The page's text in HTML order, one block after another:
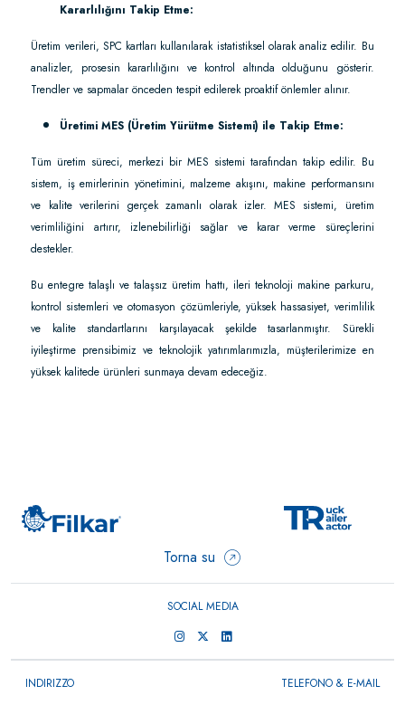
Kararlılığını Takip Etme:
Üretim verileri, SPC kartları kullanılarak istatistiksel olarak analiz edilir. Bu
analizler, prosesin kararlılığını ve kontrol altında olduğunu gösterir.
Trendler ve sapmalar önceden tespit edilerek proaktif önlemler alınır.
Üretimi MES (Üretim Yürütme Sistemi) ile Takip Etme:
Tüm üretim süreci, merkezi bir MES sistemi tarafından takip edilir. Bu
sistem, iş emirlerinin yönetimini, malzeme akışını, makine performansını
ve kalite verilerini gerçek zamanlı olarak izler. MES sistemi, üretim
verimliliğini artırır, izlenebilirliği sağlar ve karar verme süreçlerini
destekler.
Bu entegre talaşlı ve talaşsız üretim hattı, ileri teknoloji makine parkuru,
kontrol sistemleri ve otomasyon çözümleriyle, yüksek hassasiyet, verimlilik
ve kalite standartlarını karşılayacak şekilde tasarlanmıştır. Sürekli
iyileştirme prensibimiz ve teknolojik yatırımlarımızla, müşterilerimize en
yüksek kalitede ürünleri sunmaya devam edeceğiz.
Torna su
SOCIAL MEDIA
INDIRIZZO
TELEFONO & E-MAIL